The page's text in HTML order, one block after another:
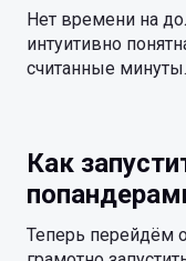
Нет времени на
интуитивно
считанные минуты.
Как
Теперь перейдём